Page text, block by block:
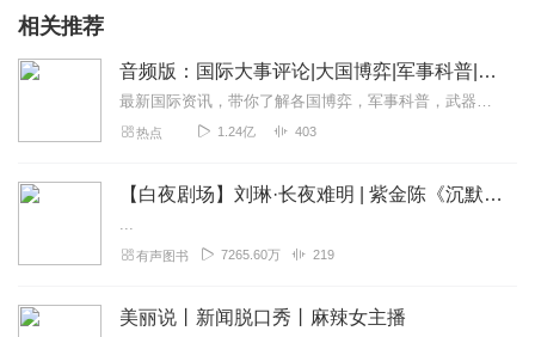
相关推荐
音频版：国际大事评论|大国博弈|军事科普|科技讲解
最新国际资讯，带你了解各国博弈，军事科普，武器博览。本专辑为听风的蚕原创专辑，本专辑将为您介绍军事科普和国际动态和热点大事，通过独家解读，为您理清热点之下的脉络...
热点 1.24亿 403
【白夜剧场】刘琳·长夜难明 | 紫金陈《沉默的真相》原著 |坏小孩 | 无证之罪
...
有声图书 7265.60万 219
美丽说丨新闻脱口秀丨麻辣女主播